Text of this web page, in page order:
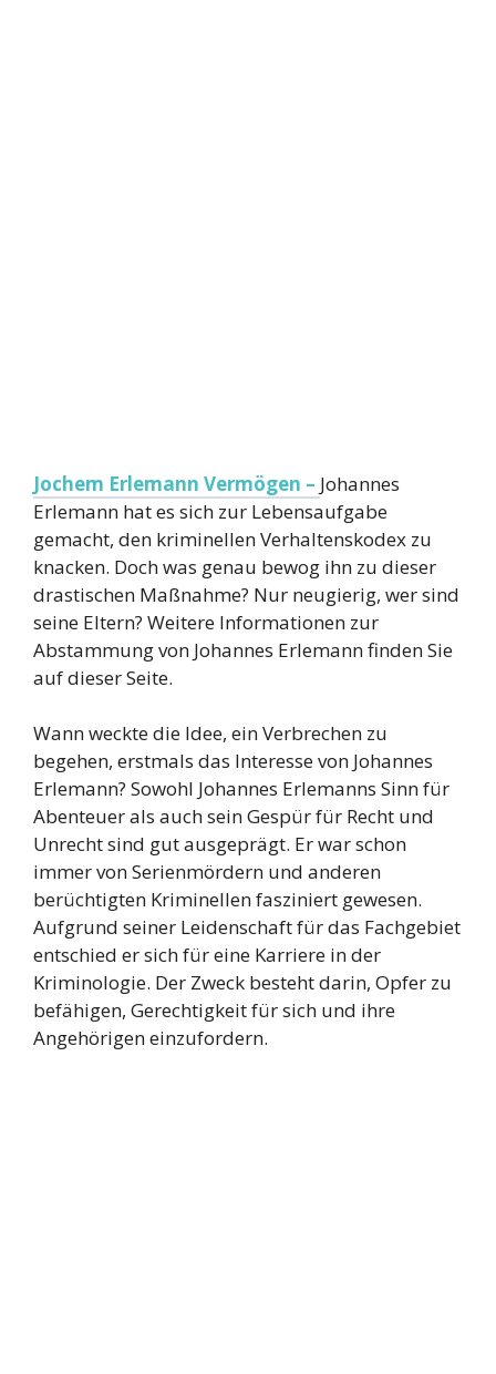
Jochem Erlemann Vermögen – Johannes
Erlemann hat es sich zur Lebensaufgabe
gemacht, den kriminellen Verhaltenskodex zu
knacken. Doch was genau bewog ihn zu dieser
drastischen Maßnahme? Nur neugierig, wer sind
seine Eltern? Weitere Informationen zur
Abstammung von Johannes Erlemann finden Sie
auf dieser Seite.
Wann weckte die Idee, ein Verbrechen zu
begehen, erstmals das Interesse von Johannes
Erlemann? Sowohl Johannes Erlemanns Sinn für
Abenteuer als auch sein Gespür für Recht und
Unrecht sind gut ausgeprägt. Er war schon
immer von Serienmördern und anderen
berüchtigten Kriminellen fasziniert gewesen.
Aufgrund seiner Leidenschaft für das Fachgebiet
entschied er sich für eine Karriere in der
Kriminologie. Der Zweck besteht darin, Opfer zu
befähigen, Gerechtigkeit für sich und ihre
Angehörigen einzufordern.